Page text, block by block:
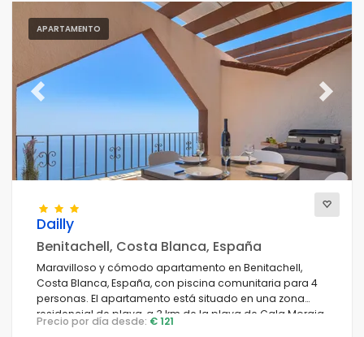
Cuartos de baño
Servicios populares
Condiciones
Opciones
APARTAMENTO
Previous Next
Dailly
Benitachell, Costa Blanca, España
Maravilloso y cómodo apartamento en Benitachell,
Costa Blanca, España, con piscina comunitaria para 4
personas. El apartamento está situado en una zona
residencial de playa, a 3 km de la playa de Cala Moraig
y a 3 km de Poble Nou de Benitachell.
Precio por día desde: € 121